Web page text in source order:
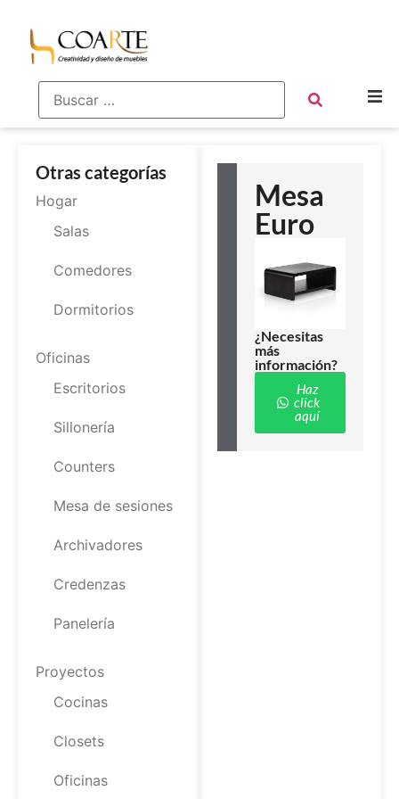
Otras categorías
Hogar
Salas
Comedores
Dormitorios
Oficinas
Escritorios
Sillonería
Counters
Mesa de sesiones
Archivadores
Credenzas
Panelería
Proyectos
Cocinas
Closets
Oficinas
Mesa
Euro
¿Necesitas
más
información?
Haz
click
aquí